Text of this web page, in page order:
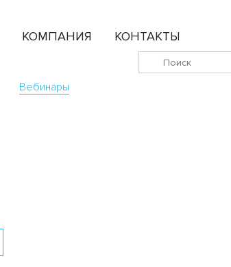
КОМПАНИЯ КОНТАКТЫ
Вебинары